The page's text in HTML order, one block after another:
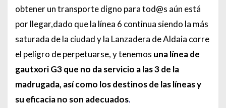
obtener un transporte digno para tod@s aún está
por llegar,dado que la línea 6 continua siendo la más
saturada de la ciudad y la Lanzadera de Aldaia corre
el peligro de perpetuarse, y tenemos una línea de
gautxori G3 que no da servicio a las 3 de la
madrugada, así como los destinos de las líneas y
su eficacia no son adecuados.